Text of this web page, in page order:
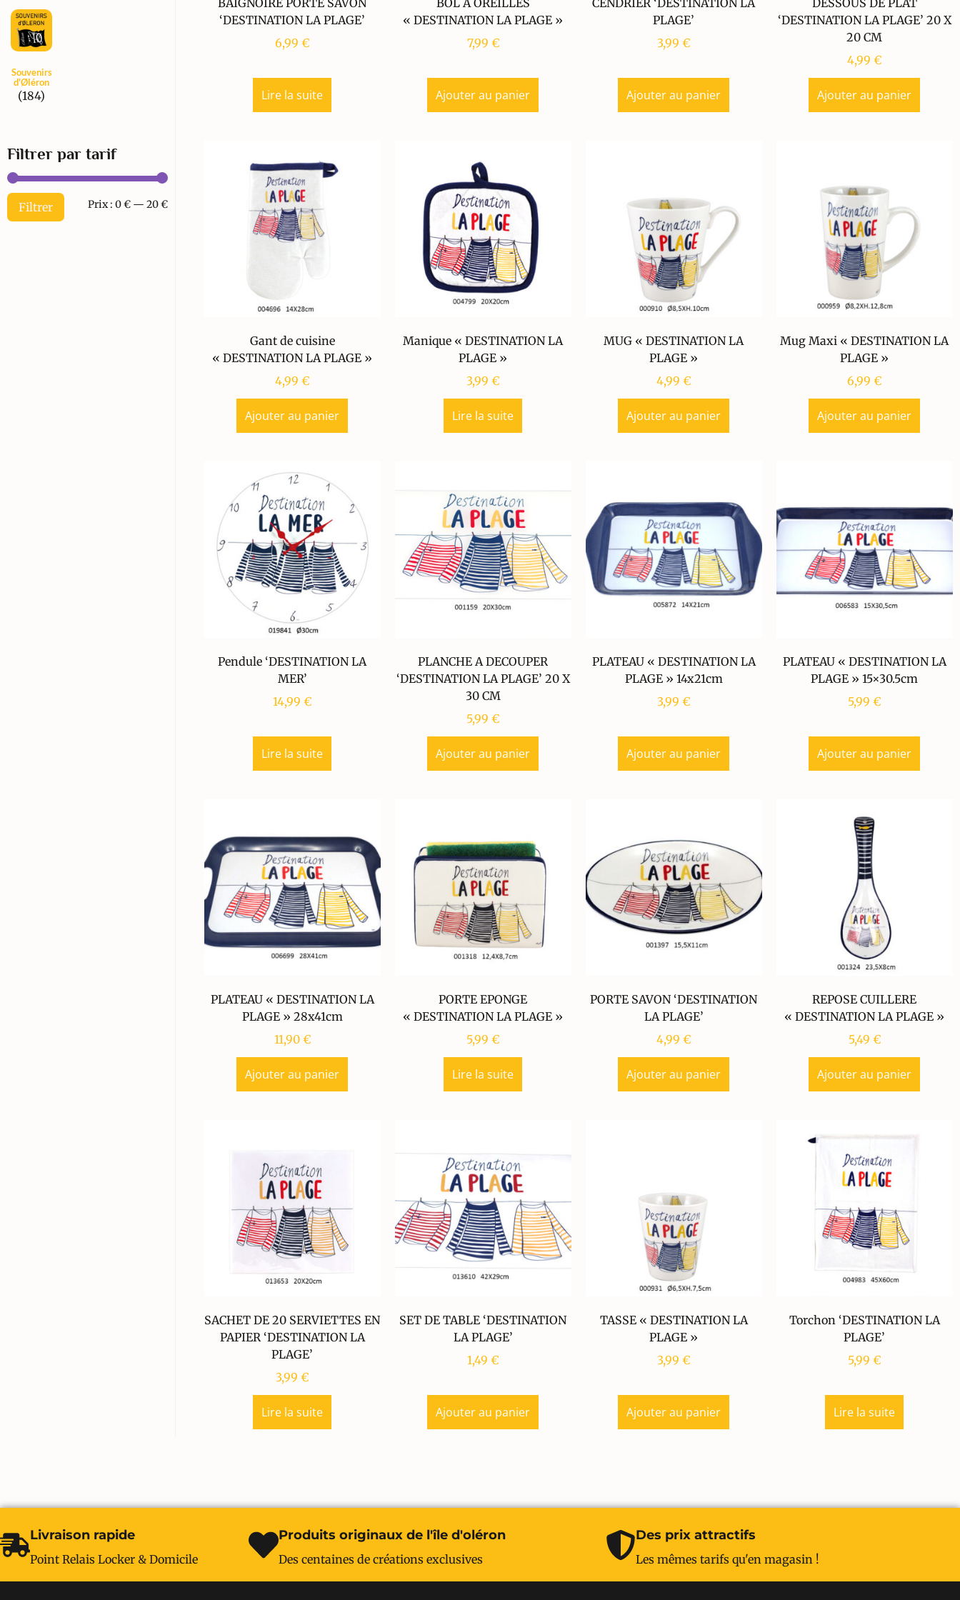
Souvenirs
d'Øléron
(184)
Filtrer par tarif
Filtrer Prix : 0 €— 20 €
BAIGNOIRE PORTE SAVON
‘DESTINATION LA PLAGE’
6,99€
Lire la suite
BOL A OREILLES
« DESTINATION LA PLAGE »
7,99 €
Ajouter au panier
CENDRIER ‘DESTINATION LA
PLAGE’
3,99€
Ajouter au panier
DESSOUS DE PLAT
‘DESTINATION LA PLAGE’ 20 X
20 CM
4,99€
Ajouter au panier
Gant de cuisine
« DESTINATION LA PLAGE »
4,99€
Ajouter au panier
Manique « DESTINATION LA
PLAGE »
3,99€
Lire la suite
MUG « DESTINATION LA
PLAGE »
4,99€
Ajouter au panier
Mug Maxi « DESTINATION LA
PLAGE »
6,99€
Ajouter au panier
Pendule ‘DESTINATION LA
MER’
14,99€
Lire la suite
PLANCHE A DECOUPER
‘DESTINATION LA PLAGE’ 20 X
30 CM
5,99€
Ajouter au panier
PLATEAU « DESTINATION LA
PLAGE » 14x21cm
3,99€
Ajouter au panier
PLATEAU « DESTINATION LA
PLAGE » 15×30.5cm
5,99€
Ajouter au panier
PLATEAU « DESTINATION LA
PLAGE » 28x41cm
11,90 €
Ajouter au panier
PORTE EPONGE
« DESTINATION LA PLAGE »
5,99€
Lire la suite
PORTE SAVON ‘DESTINATION
LA PLAGE’
4,99€
Ajouter au panier
REPOSE CUILLERE
« DESTINATION LA PLAGE »
5,49 €
Ajouter au panier
SACHET DE 20 SERVIETTES EN
PAPIER ‘DESTINATION LA
PLAGE’
3,99€
Lire la suite
SET DE TABLE ‘DESTINATION
LA PLAGE’
1,49€
Ajouter au panier
TASSE « DESTINATION LA
PLAGE »
3,99€
Ajouter au panier
Torchon ‘DESTINATION LA
PLAGE’
5,99€
Lire la suite
Livraison rapide
Point Relais Locker & Domicile
Produits originaux de l'île d'oléron
Des centaines de créations exclusives
Des prix attractifs
Les mêmes tarifs qu'en magasin !